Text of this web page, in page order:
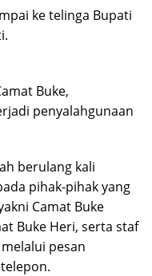
ke telinga Bupati
Buke,
penyalahgunaan
berulang kali
pihak-pihak yang
Camat Buke
Buke Heri, serta staf
pesan